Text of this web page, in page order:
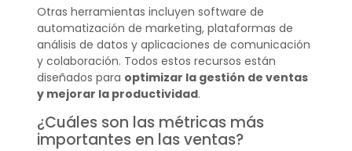
Otras herramientas incluyen software de
automatización de marketing, plataformas de
análisis de datos y aplicaciones de comunicación
y colaboración. Todos estos recursos están
diseñados para optimizar la gestión de ventas
y mejorar la productividad.
¿Cuáles son las métricas más
importantes en las ventas?